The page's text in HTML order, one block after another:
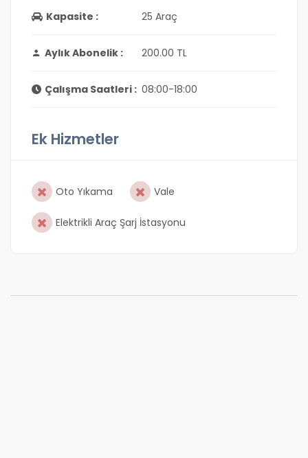
Kapasite : 25 Araç
Aylık Abonelik : 200.00 TL
Çalışma Saatleri : 08:00-18:00
Ek Hizmetler
Oto Yıkama Vale
Elektrikli Araç Şarj İstasyonu